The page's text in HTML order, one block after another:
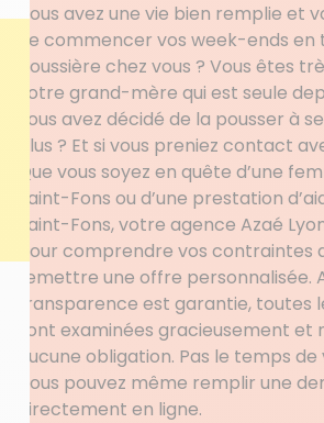
Vous avez une vie bien remplie et
de commencer vos week-ends
poussière chez vous ? Vous êtes
votre grand-mère qui est seule
vous avez décidé de la pousser à
plus ? Et si vous preniez contact
Que vous soyez en quête d’une
Saint-Fons ou d’une prestation
Saint-Fons, votre agence Azaé
pour comprendre vos contraintes
remettre une offre personnalisée.
transparence est garantie, toutes
sont examinées gracieusement et
aucune obligation. Pas le temps
Vous pouvez même remplir une
directement en ligne.